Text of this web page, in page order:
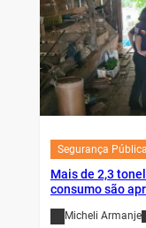
Segurança Pública
Mais de 2,3
consumo são
Micheli Armanje